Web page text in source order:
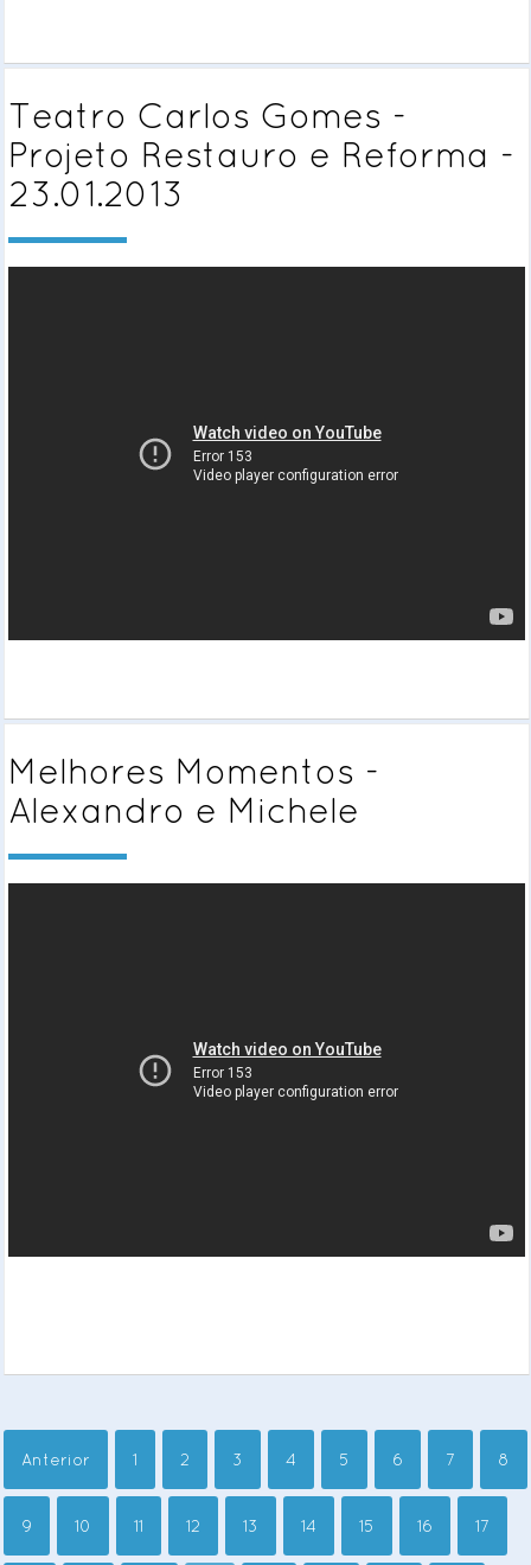
Teatro Carlos Gomes -
Projeto Restauro e Reforma -
23.01.2013
Melhores Momentos -
Alexandro e Michele
Anterior 1 2 3 4 5 6 7 8
9 10 11 12 13 14 15 16 17